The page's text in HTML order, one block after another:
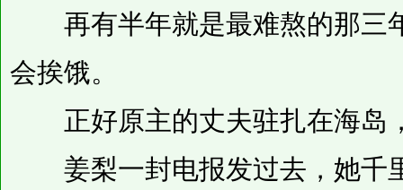
再有半年就是最难熬的那三
会挨饿。
正好原主的丈夫驻扎在海岛
姜梨一封电报发过去，她千